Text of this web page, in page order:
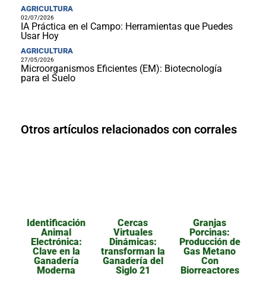
AGRICULTURA
02/07/2026
IA Práctica en el Campo: Herramientas que Puedes
Usar Hoy
AGRICULTURA
27/05/2026
Microorganismos Eficientes (EM): Biotecnología
para el Suelo
Otros artículos relacionados con corrales
Identificación
Animal
Electrónica:
Clave en la
Ganadería
Moderna
Cercas
Virtuales
Dinámicas:
transforman la
Ganadería del
Siglo 21
Granjas
Porcinas:
Producción de
Gas Metano
Con
Biorreactores